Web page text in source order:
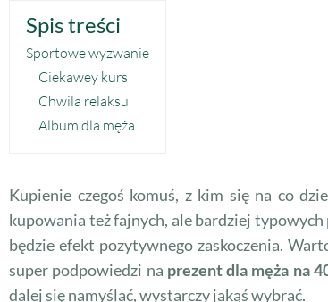
Spis treści
Sportowe wyzwanie
Ciekawey kurs
Chwila relaksu
Album dla męża
Kupienie czegoś komuś, z kim się na co
kupowania też fajnych, ale bardziej
będzie efekt pozytywnego zaskoczenia.
super podpowiedzi na prezent dla męża na
dalej się namyślać, wystarczy jakąś wybrać.